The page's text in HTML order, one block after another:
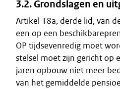
3.2. Grondslagen en
Artikel 18a, derde lid, van
een op een
OP tijdsevenredig moet
stelsel moet zijn gericht op
jaren opbouw niet meer
van het gemiddelde